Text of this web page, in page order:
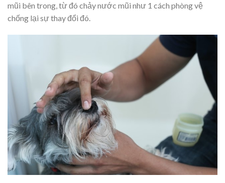
mũi bên trong, từ đó chảy nước mũi như 1 cách phòng vệ
chống lại sự thay đổi đó.